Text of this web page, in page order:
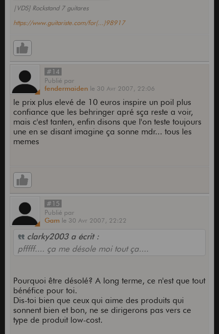
|VDS] Rockstand 7 guitares
https://www.guitariste.com/for(...)98917
#14
Publié par
fendermaiden le 30 Avr 2007, 22:06
le prix plus elevé de 10 euros inspire un poil plus
confiance que les behringer apré sça reste a voir,
mais c'est tanten, enfin disons que l'on teste toujours
une en se disant imagine ça sonne mdr... tous les
memes
#15
Publié par
Gam le 30 Avr 2007, 22:22
clarky2003 a écrit :
pfffff.... ça me désole moi tout ça....
Pourquoi être désolé? A long terme, ce n'est que tout
bénéfice pour toi.
Dis-toi bien que ceux qui aime des produits qui
sonnent bien et bon, ne se dirigerons pas vers ce
type de produit low-cost.